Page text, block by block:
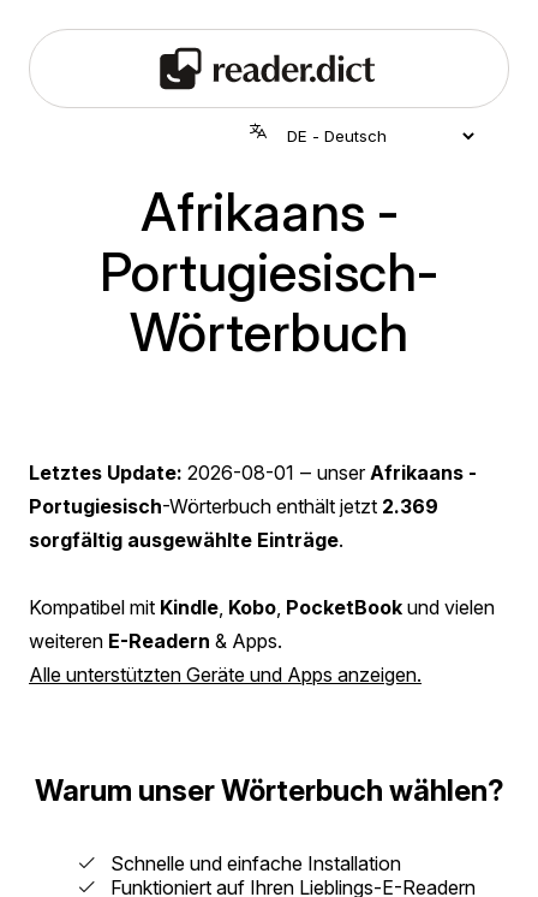
Afrikaans -
Portugiesisch-
Wörterbuch
Letztes Update: 2026-08-01 ‒ unser Afrikaans -
Portugiesisch-Wörterbuch enthält jetzt 2.369
sorgfältig ausgewählte Einträge.
Kompatibel mit Kindle Kobo PocketBook und vielen
weiteren E-Readern & Apps.
Alle unterstützten Geräte und Apps anzeigen.
Warum unser Wörterbuch wählen?
Schnelle und einfache Installation
Funktioniert auf Ihren Lieblings-E-Readern